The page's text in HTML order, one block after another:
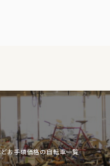
どお手頃価格の自転車一覧